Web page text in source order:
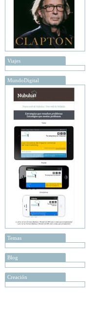
Viajes
MundoDigital
Temas
Blog
Creación